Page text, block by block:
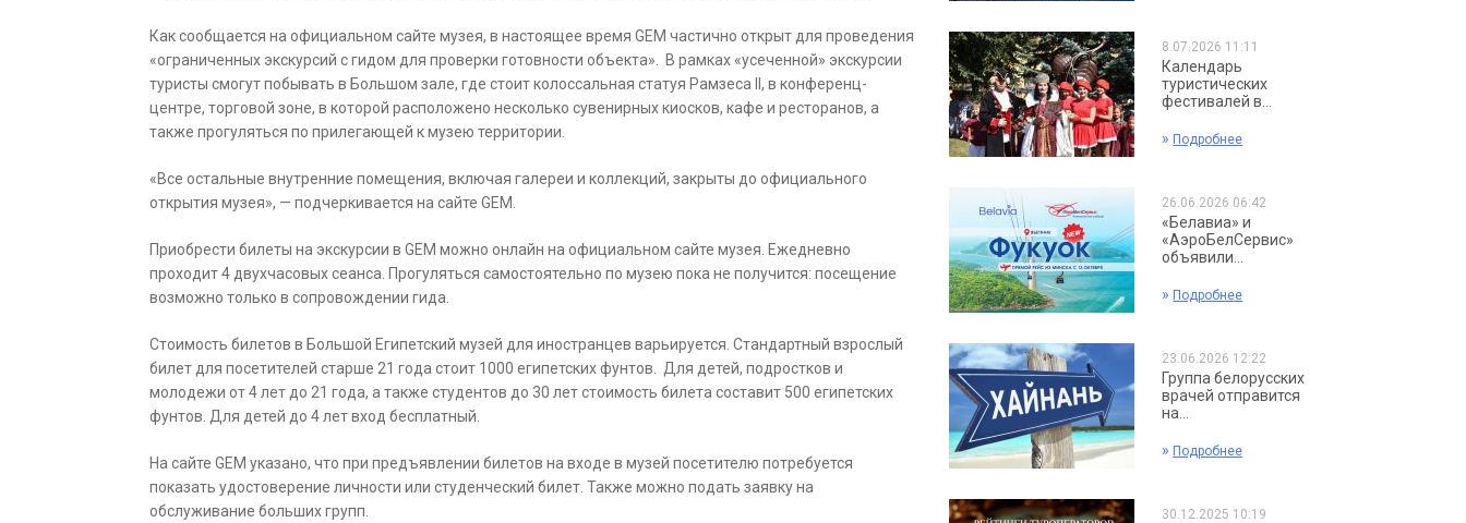
Как сообщается на официальном сайте музея, в настоящее время GEM частично открыт для проведения
«ограниченных экскурсий с гидом для проверки готовности объекта». В рамках «усеченной» экскурсии
туристы смогут побывать в Большом зале, где стоит колоссальная статуя Рамзеса II, в конференц-
центре, торговой зоне, в которой расположено несколько сувенирных киосков, кафе и ресторанов, а
также прогуляться по прилегающей к музею территории.
«Все остальные внутренние помещения, включая галереи и коллекций, закрыты до официального
открытия музея», — подчеркивается на сайте GEM.
Приобрести билеты на экскурсии в GEM можно онлайн на официальном сайте музея. Ежедневно
проходит 4 двухчасовых сеанса. Прогуляться самостоятельно по музею пока не получится: посещение
возможно только в сопровождении гида.
Стоимость билетов в Большой Египетский музей для иностранцев варьируется. Стандартный взрослый
билет для посетителей старше 21 года стоит 1000 египетских фунтов. Для детей, подростков и
молодежи от 4 лет до 21 года, а также студентов до 30 лет стоимость билета составит 500 египетских
фунтов. Для детей до 4 лет вход бесплатный.
На сайте GEM указано, что при предъявлении билетов на входе в музей посетителю потребуется
показать удостоверение личности или студенческий билет. Также можно подать заявку на
обслуживание больших групп.
8.07.2026 11:11
Календарь
туристических
фестивалей в...
» Подробнее
26.06.2026 06:42
«Белавиа» и
«АэроБелСервис»
объявили...
» Подробнее
23.06.2026 12:22
Группа белорусских
врачей отправится
на...
» Подробнее
30.12.2025 10:19